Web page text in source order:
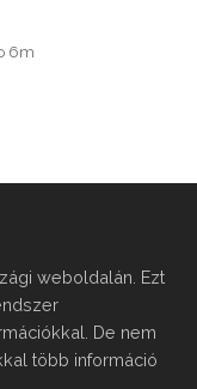
6m
weboldalán. Ezt
De nem
több információ